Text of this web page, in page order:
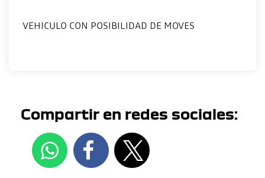
VEHICULO CON POSIBILIDAD DE MOVES
Compartir en redes sociales: